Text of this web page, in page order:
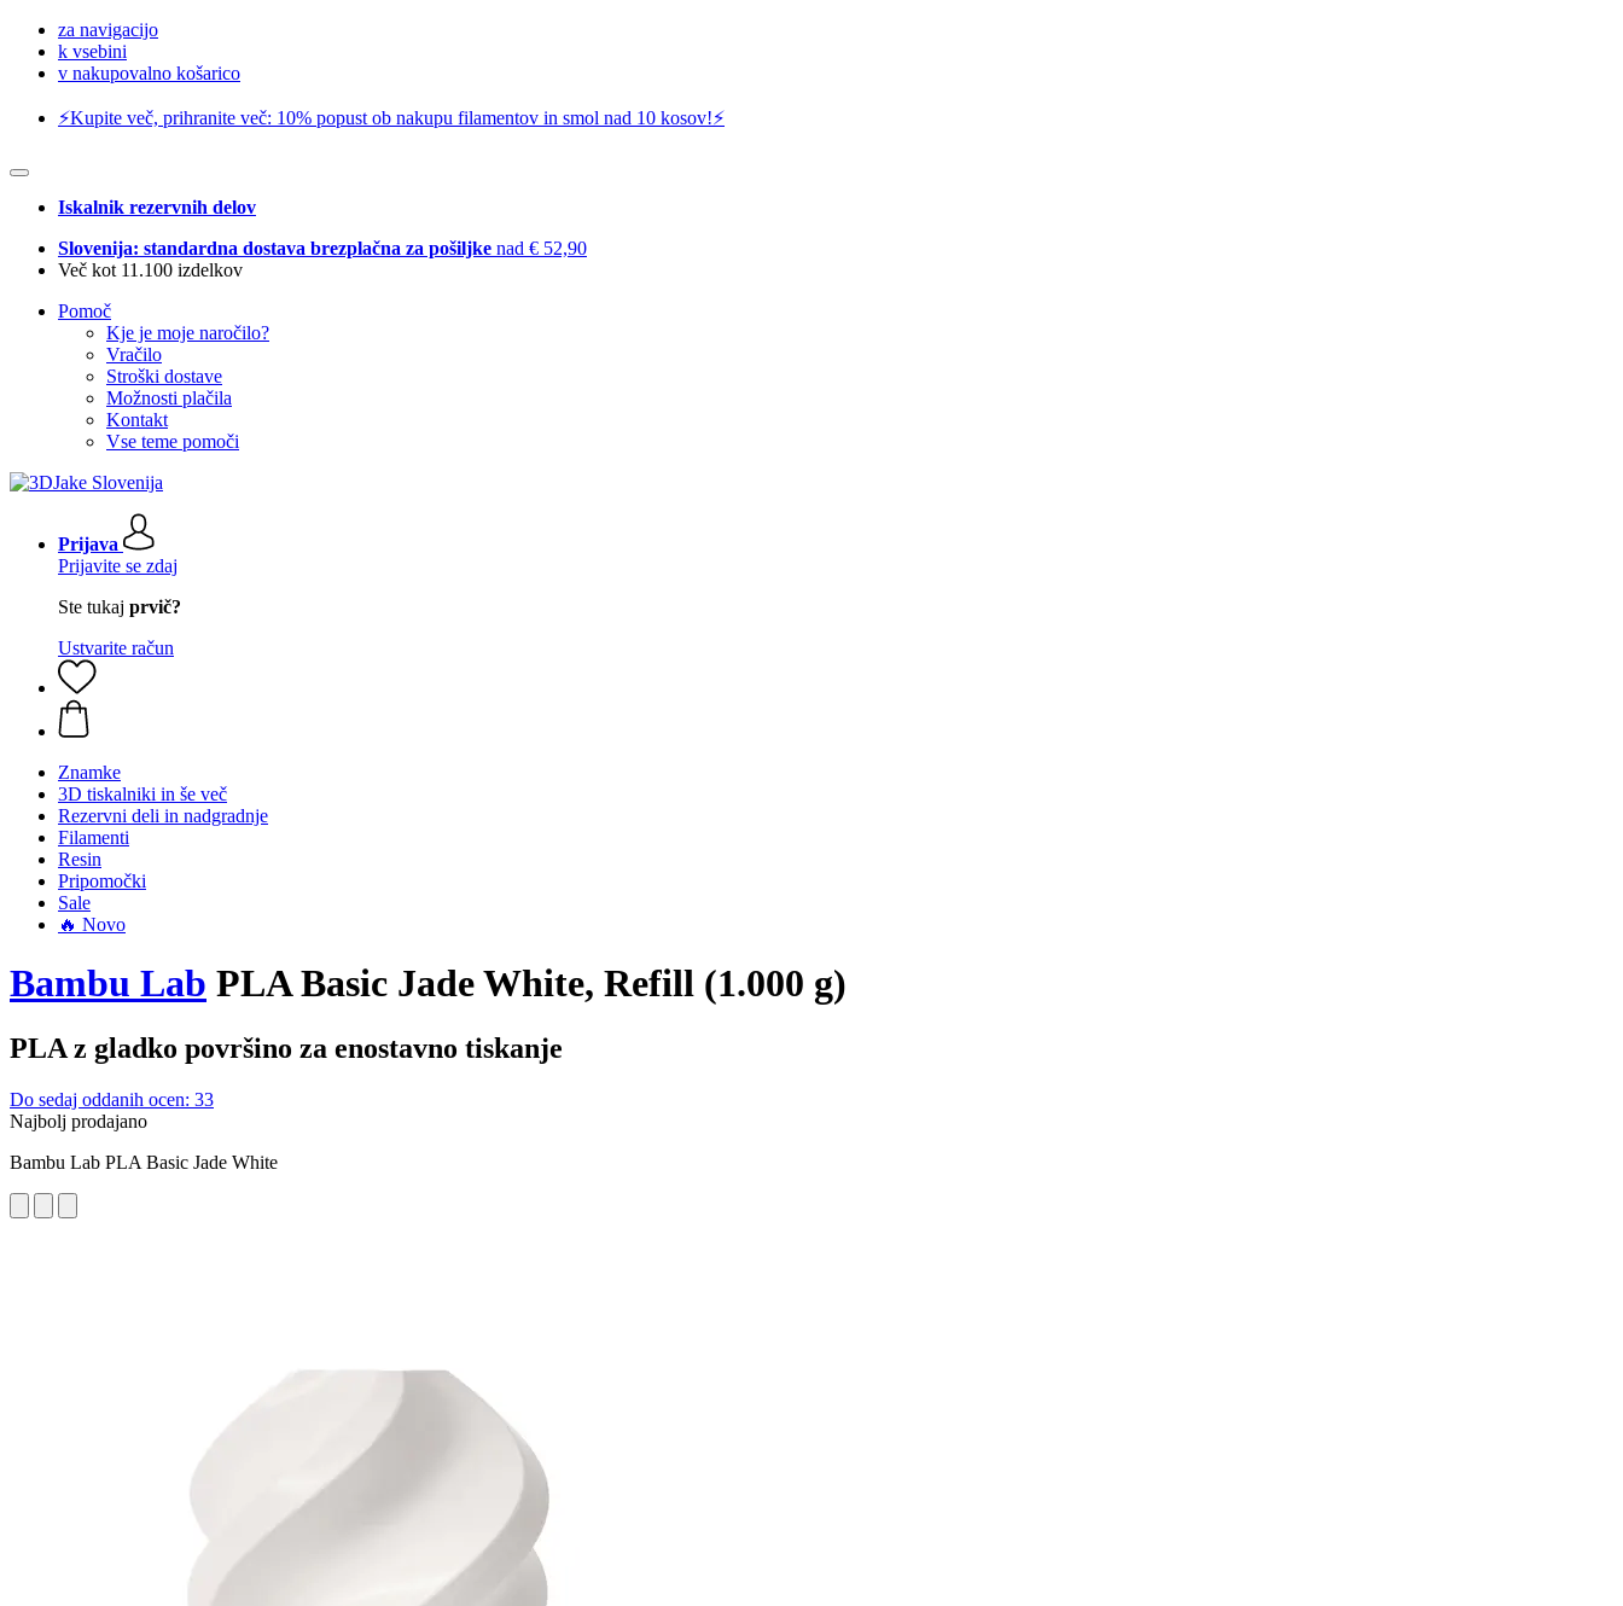
za navigacijo
k vsebini
v nakupovalno košarico
⚡️Kupite več, prihranite več: 10% popust ob nakupu filamentov in smol nad 10 kosov!⚡️
Iskalnik rezervnih delov
Slovenija: standardna dostava brezplačna za pošiljke nad € 52,90
Več kot 11.100 izdelkov
Pomoč
Kje je moje naročilo?
Vračilo
Stroški dostave
Možnosti plačila
Kontakt
Vse teme pomoči
Prijava
Prijavite se zdaj
Ste tukaj prvič?
Ustvarite račun
Znamke
3D tiskalniki in še več
Rezervni deli in nadgradnje
Filamenti
Resin
Pripomočki
Sale
🔥 Novo
Bambu Lab PLA Basic Jade White, Refill (1.000 g)
PLA z gladko površino za enostavno tiskanje
Do sedaj oddanih ocen: 33
Najbolj prodajano
Bambu Lab PLA Basic Jade White